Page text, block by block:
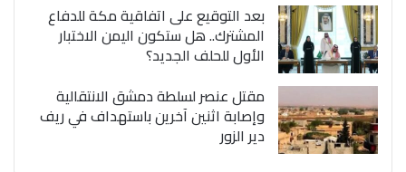
بعد التوقيع على اتفاقية مكة للدفاع
المشترك.. هل ستكون اليمن الاختبار
الأول للحلف الجديد؟
مقتل عنصر لسلطة دمشق الانتقالية
وإصابة اثنين آخرين باستهداف في ريف
دير الزور